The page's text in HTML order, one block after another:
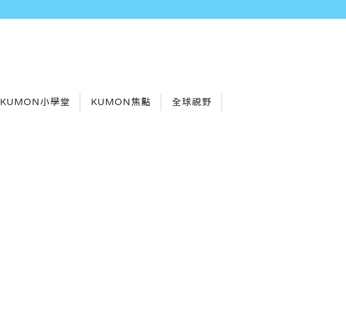
KUMON小學堂 KUMON焦點 全球視野